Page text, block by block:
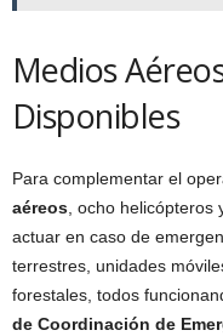
Medios
Disponibles
Para complementar el
aéreos, ocho helicópteros
actuar en caso de
terrestres, unidades
forestales, todos
de Coordinación de